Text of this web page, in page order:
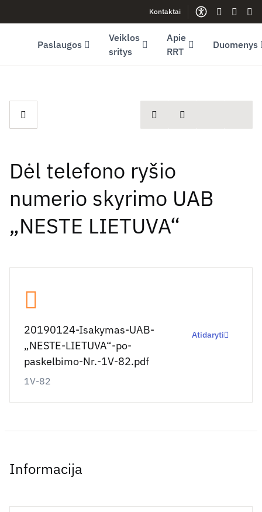
Youtube (opens in new window)Kontaktai
Gestų
Paslaugos
Veiklos
sritys
Apie
RRT
Duomenys
spausdintiDalintis
Dėl telefono ryšio
numerio skyrimo UAB
„NESTE LIETUVA“
20190124-Isakymas-UAB-
„NESTE-LIETUVA“-po-
paskelbimo-Nr.-1V-82.pdf
1V-82
Atidaryti
Informacija